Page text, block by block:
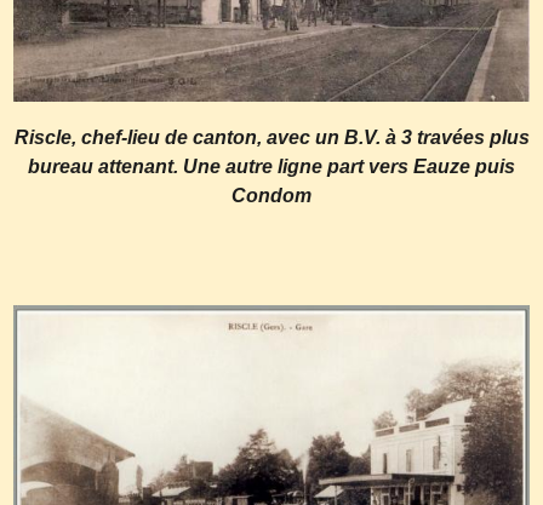
Riscle, chef-lieu de canton, avec un B.V. à 3 travées plus
bureau attenant. Une autre ligne part vers Eauze puis
Condom